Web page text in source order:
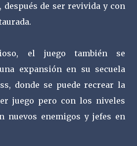
de ser revivida y con
el juego también se
expansión en su secuela
donde se puede recrear la
juego pero con los niveles
nuevos enemigos y jefes en